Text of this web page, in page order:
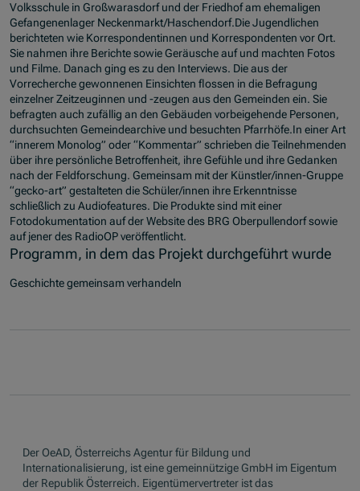
Volksschule in Großwarasdorf und der Friedhof am ehemaligen
Gefangenenlager Neckenmarkt/Haschendorf.Die Jugendlichen
berichteten wie Korrespondentinnen und Korrespondenten vor Ort.
Sie nahmen ihre Berichte sowie Geräusche auf und machten Fotos
und Filme. Danach ging es zu den Interviews. Die aus der
Vorrecherche gewonnenen Einsichten flossen in die Befragung
einzelner Zeitzeuginnen und -zeugen aus den Gemeinden ein. Sie
befragten auch zufällig an den Gebäuden vorbeigehende Personen,
durchsuchten Gemeindearchive und besuchten Pfarrhöfe.In einer Art
“innerem Monolog” oder “Kommentar” schrieben die Teilnehmenden
über ihre persönliche Betroffenheit, ihre Gefühle und ihre Gedanken
nach der Feldforschung. Gemeinsam mit der Künstler/innen-Gruppe
“gecko-art” gestalteten die Schüler/innen ihre Erkenntnisse
schließlich zu Audiofeatures. Die Produkte sind mit einer
Fotodokumentation auf der Website des BRG Oberpullendorf sowie
auf jener des RadioOP veröffentlicht.
Programm, in dem das Projekt durchgeführt wurde
Geschichte gemeinsam verhandeln
Der OeAD, Österreichs Agentur für Bildung und
Internationalisierung, ist eine gemeinnützige GmbH im Eigentum
der Republik Österreich. Eigentümervertreter ist das